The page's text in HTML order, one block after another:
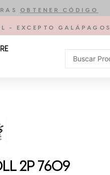
OBTENER CÓDIGO
- EXCEPTO GALÁPAGOS
Search
...
2P 7609